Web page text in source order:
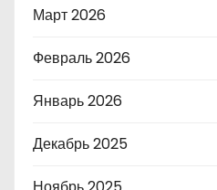
Март 2026
Февраль 2026
Январь 2026
Декабрь 2025